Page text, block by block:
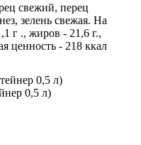
свежий, перец
зелень свежая. На
г ., жиров - 21,6 г.,
ценность - 218 ккал
0,5 л)